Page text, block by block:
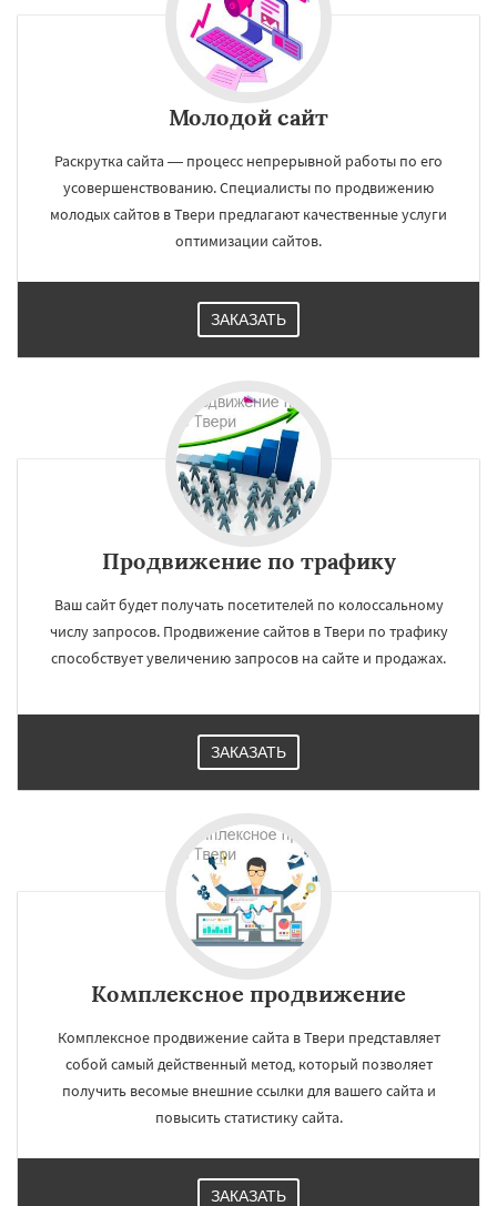
Молодой сайт
Раскрутка сайта — процесс непрерывной работы по его
усовершенствованию. Специалисты по продвижению
молодых сайтов в Твери предлагают качественные услуги
оптимизации сайтов.
ЗАКАЗАТЬ
Продвижение по трафику
Ваш сайт будет получать посетителей по колоссальному
числу запросов. Продвижение сайтов в Твери по трафику
способствует увеличению запросов на сайте и продажах.
ЗАКАЗАТЬ
Комплексное продвижение
Комплексное продвижение сайта в Твери представляет
собой самый действенный метод, который позволяет
получить весомые внешние ссылки для вашего сайта и
повысить статистику сайта.
ЗАКАЗАТЬ